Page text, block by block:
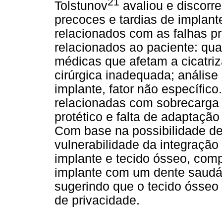
Tolstunov
avaliou e
precoces e tardias de
relacionados com as falhas
relacionados ao paciente:
médicas que afetam a
cirúrgica inadequada;
implante, fator não
relacionadas com
protético e falta de
Com base na possibilidade
vulnerabilidade da
implante e tecido ósseo,
implante com um dente
sugerindo que o tecido
de privacidade.